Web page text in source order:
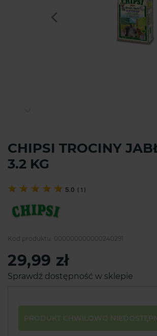
CHIPSI TROCINY
3.2 KG
5.0 ( 1 )
Kod produktu: 000000000000240291
29,99 zł
Sprawdź dostępność w sklepie
PRODUKT CHWILOWO